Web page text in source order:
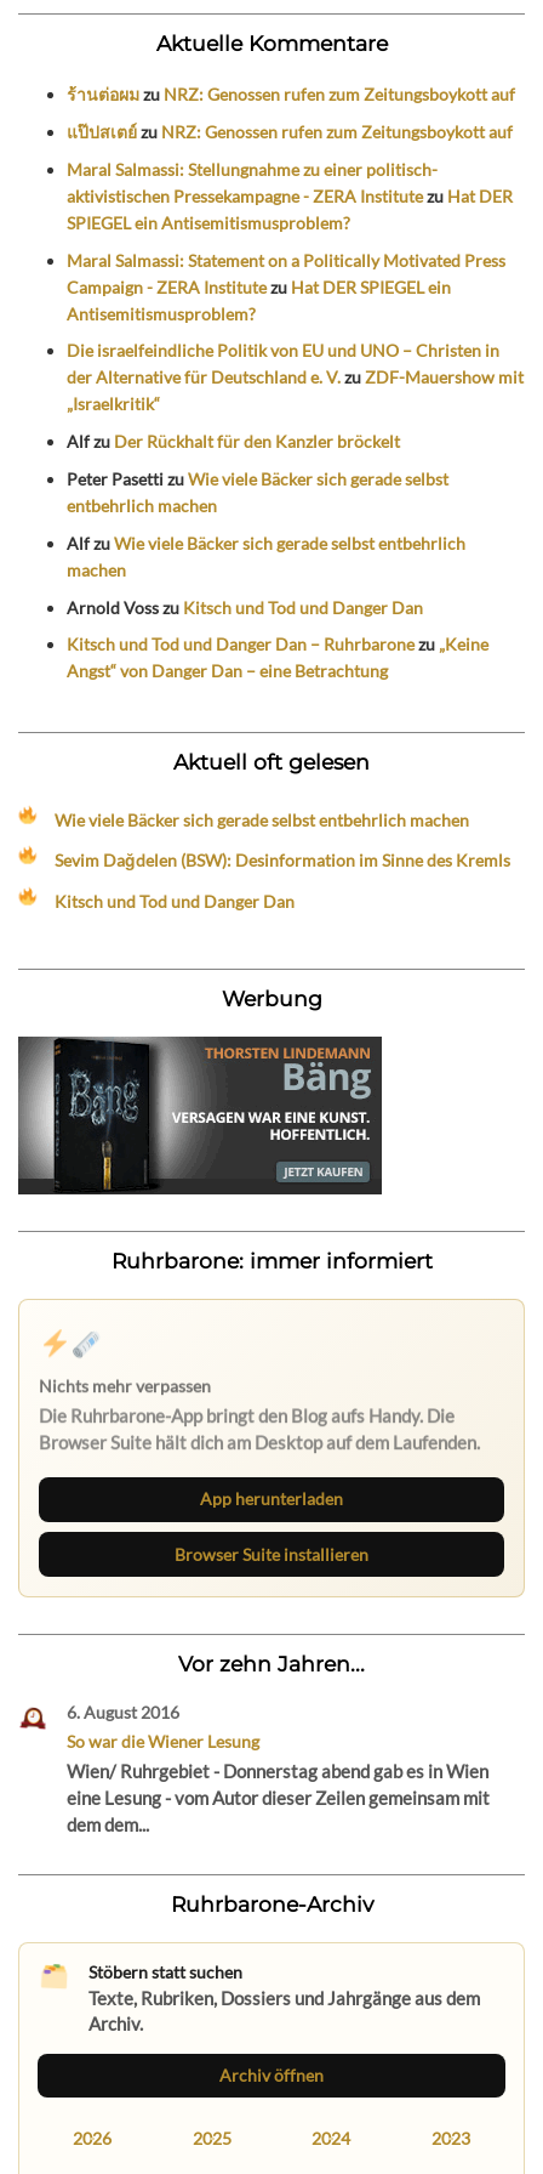
Aktuelle Kommentare
ร้านต่อผมzu NRZ: Genossen rufen zum Zeitungsboykott auf
แป๊ปสเตย์zu NRZ: Genossen rufen zum Zeitungsboykott auf
Maral Salmassi: Stellungnahme zu einer politisch-
aktivistischen Pressekampagne - ZERA Institutezu Hat DER
SPIEGEL ein Antisemitismusproblem?
Maral Salmassi: Statement on a Politically Motivated Press
Campaign - ZERA Institutezu Hat DER SPIEGEL ein
Antisemitismusproblem?
Die israelfeindliche Politik von EU und UNO – Christen in
der Alternative für Deutschland e. V.zuZDF-Mauershow mit
„Israelkritik“
Alfzu Der Rückhalt für den Kanzler bröckelt
Peter PasettizuWie viele Bäcker sich gerade selbst
entbehrlich machen
AlfzuWie viele Bäcker sich gerade selbst entbehrlich
machen
Arnold Vosszu Kitsch und Tod und Danger Dan
Kitsch und Tod und Danger Dan – Ruhrbaronezu „Keine
Angst“ von Danger Dan – eine Betrachtung
Aktuell oft gelesen
Wie viele Bäcker sich gerade selbst entbehrlich machen
Sevim Dağdelen (BSW): Desinformation im Sinne des Kremls
Kitsch und Tod und Danger Dan
Werbung
Ruhrbarone: immer informiert
Nichts mehr verpassen
Die Ruhrbarone-App bringt den Blog aufs Handy. Die
Browser Suite hält dich am Desktop auf dem Laufenden.
App herunterladen
Browser Suite installieren
Vor zehn Jahren...
6. August 2016
So war die Wiener Lesung
Wien/ Ruhrgebiet - Donnerstag abend gab es in Wien
eine Lesung - vom Autor dieser Zeilen gemeinsam mit
dem dem...
Ruhrbarone-Archiv
Stöbern statt suchen
Texte, Rubriken, Dossiers und Jahrgänge aus dem
Archiv.
Archiv öffnen
2026 2025 2024 2023